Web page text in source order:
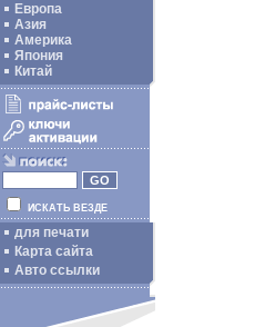
Европа
Азия
Америка
Япония
Китай
ИСКАТЬ ВЕЗДЕ
для печати
Карта сайта
Авто ссылки